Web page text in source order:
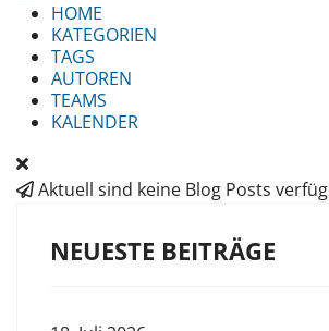
HOME
KATEGORIEN
TAGS
AUTOREN
TEAMS
KALENDER
Aktuell sind keine Blog Posts
NEUESTE BEITRÄGE